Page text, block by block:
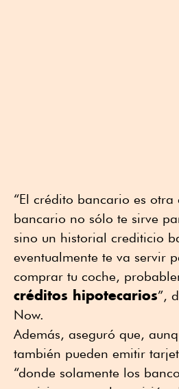
“El crédito bancario es otra
bancario no sólo te sirve
sino un historial crediticio
eventualmente te va servir
comprar tu coche,
créditos hipotecarios”,
Now.
Además, aseguró que,
también pueden emitir
“donde solamente los